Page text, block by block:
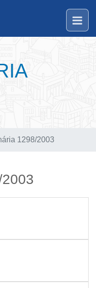
1298/2003